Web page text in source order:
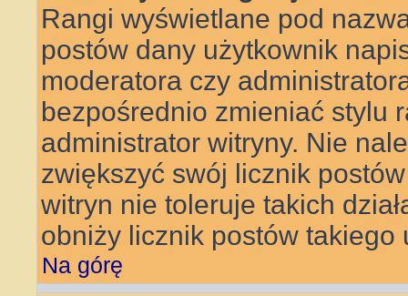
Rangi wyświetlane pod
postów dany użytkownik
moderatora czy
bezpośrednio zmieniać stylu
administrator witryny. Nie
zwiększyć swój licznik
witryn nie toleruje takich
obniży licznik postów takiego
Na górę